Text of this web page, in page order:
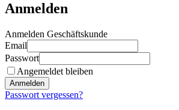
Anmelden
Anmelden Geschäftskunde
Email
Passwort
Angemeldet bleiben
Anmelden
Passwort vergessen?